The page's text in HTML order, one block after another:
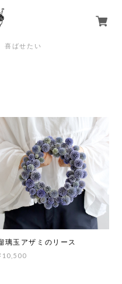
喜ばせたい
璃玉アザミのリース